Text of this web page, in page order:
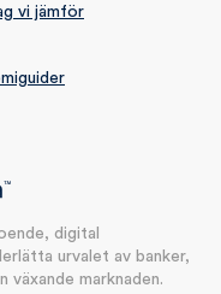
vi jämför
digital
urvalet av banker,
växande marknaden.